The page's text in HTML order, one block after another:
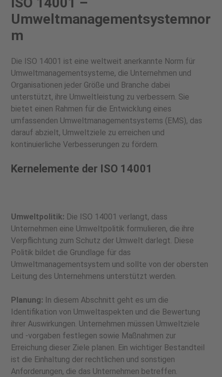
Umweltmanagementsystemnor
m
Die ISO 14001 ist eine weltweit anerkannte Norm für
Umweltmanagementsysteme, die Unternehmen und
Organisationen jeder Größe und Branche dabei
unterstützt, ihre Umweltleistung zu verbessern. Sie
bietet einen Rahmen für die Entwicklung eines
umfassenden Umweltmanagementsystems (EMS), das
darauf abzielt, Umweltziele zu erreichen und
kontinuierliche Verbesserungen zu fördern.
Kernelemente der ISO 14001
Umweltpolitik: Die ISO 14001 verlangt, dass
Unternehmen eine Umweltpolitik formulieren, die ihre
Verpflichtung zum Schutz der Umwelt darlegt. Diese
Politik bildet die Grundlage für das
Umweltmanagementsystem und sollte von der obersten
Leitung des Unternehmens unterstützt werden.
Planung: In diesem Abschnitt geht es um die
Identifikation von Umweltaspekten und die Bewertung
ihrer Auswirkungen. Unternehmen müssen Umweltziele
und -vorgaben festlegen sowie Maßnahmen zur
Erreichung dieser Ziele planen. Ein wichtiger Bestandteil
ist die Einhaltung der rechtlichen und sonstigen
Anforderungen, die das Unternehmen betreffen.